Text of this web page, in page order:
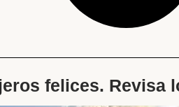
felices. Revisa